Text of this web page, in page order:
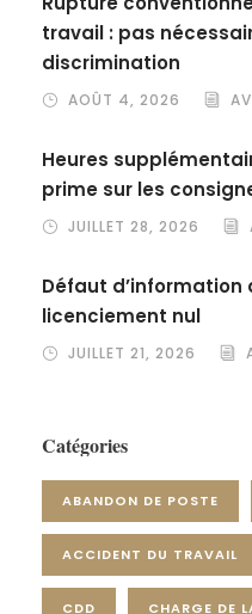
travail : pas
discrimination
AOÛT 4, 2026
Heures
prime sur les
JUILLET 28, 2026
Défaut d’information
licenciement nul
JUILLET 21, 2026
Catégories
ABANDON DE POSTE
ACCIDENT DU TRAVAIL
CDD CHARGE DE